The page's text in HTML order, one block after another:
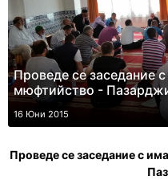
Проведе се заседание
мюфтийство -
16 Юни 2015
Проведе се заседание с